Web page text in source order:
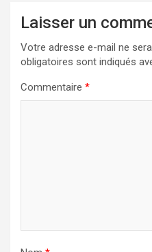
Laisser un
Votre adresse e-mail ne
obligatoires sont indiqués
Commentaire *